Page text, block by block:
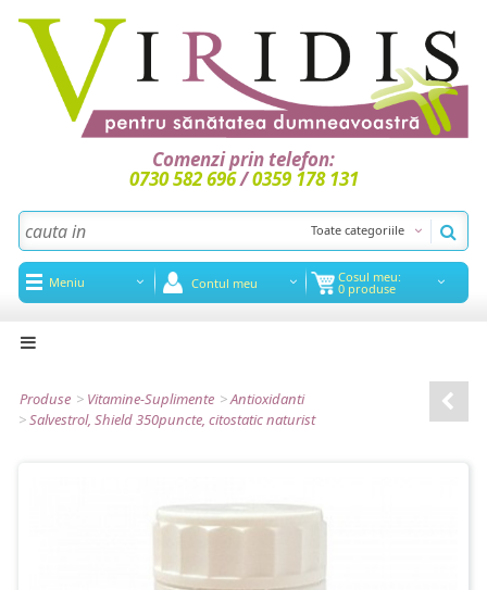
Comenzi prin telefon:
0730 582 696/0359 178 131
Toate categoriile
Meniu
Noutati
Promotii
Contul meu Cosul meu:
0 produse
Produse > Vitamine-Suplimente >Antioxidanti
>Salvestrol, Shield 350puncte, citostatic naturist